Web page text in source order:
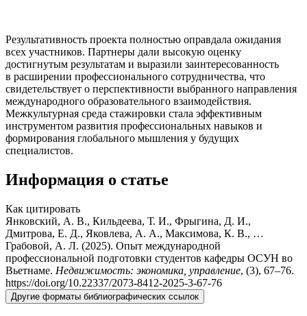
Результативность проекта полностью оправдала ожидания
всех участников. Партнеры дали высокую оценку
достигнутым результатам и выразили заинтересованность
в расширении профессионального сотрудничества, что
свидетельствует о перспективности выбранного направления
международного образовательного взаимодействия.
Межкультурная среда стажировки стала эффективным
инструментом развития профессиональных навыков и
формирования глобального мышления у будущих
специалистов.
Информация о статье
Как цитировать
Янковский, А. В., Кильдеева, Т. И., Фрыгина, Д. И.,
Дмитрова, Е. Д., Яковлева, А. А., Максимова, К. В., …
Грабовой, А. Л. (2025). Опыт международной
профессиональной подготовки студентов кафедры ОСУН во
Вьетнаме. Недвижимость: экономика, управление, (3), 67–76.
https://doi.org/10.22337/2073-8412-2025-3-67-76
Другие форматы библиографических ссылок